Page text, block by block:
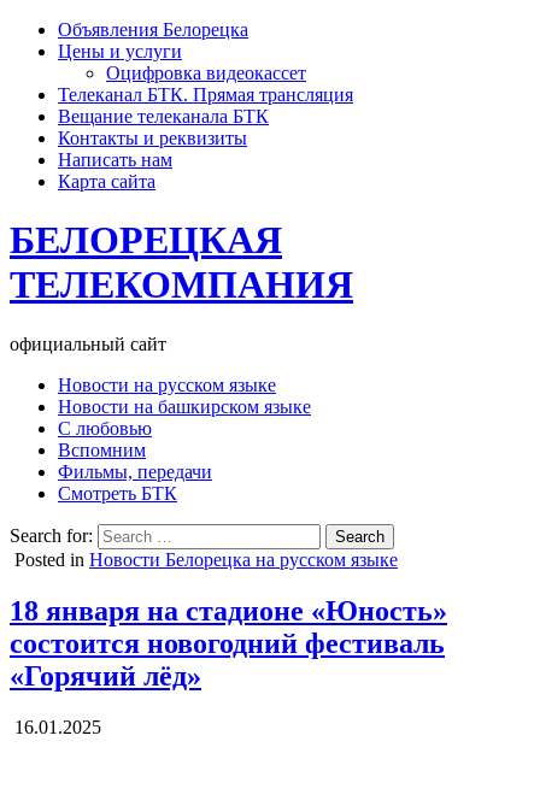
Объявления Белорецка
Цены и услуги
Оцифровка видеокассет
Телеканал БТК. Прямая трансляция
Вещание телеканала БТК
Контакты и реквизиты
Написать нам
Карта сайта
БЕЛОРЕЦКАЯ
ТЕЛЕКОМПАНИЯ
официальный сайт
Новости на русском языке
Новости на башкирском языке
С любовью
Вспомним
Фильмы, передачи
Смотреть БТК
Search for:
Posted in Новости Белорецка на русском языке
18 января на стадионе «Юность»
состоится новогодний фестиваль
«Горячий лёд»
16.01.2025